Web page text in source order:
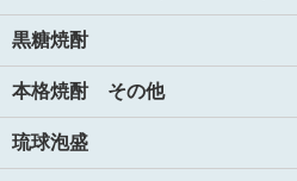
黒糖焼酎
本格焼酎 その他
琉球泡盛